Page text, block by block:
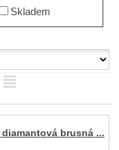
Skladem
brusná ...